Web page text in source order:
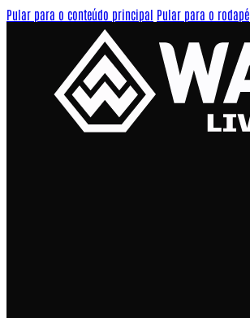
Pular para o conteúdo principal Pular para o rodapé